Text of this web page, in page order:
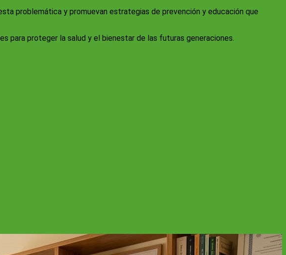
problemática y promuevan estrategias de prevención y educación que
proteger la salud y el bienestar de las futuras generaciones.